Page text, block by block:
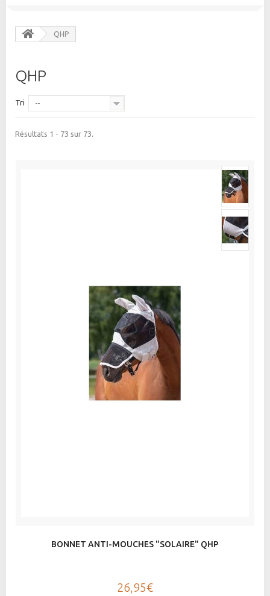
QHP
QHP
Tri --
Résultats 1 - 73 sur 73.
BONNET ANTI-MOUCHES "SOLAIRE" QHP
26,95€